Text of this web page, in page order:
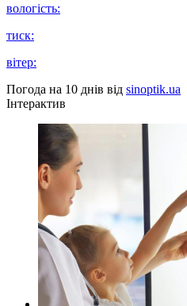
вологість:
тиск:
вітер:
Погода на 10 днів від sinoptik.ua
Інтерактив